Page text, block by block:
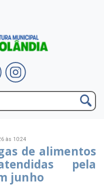
às 10:24
de alimentos
pela
junho